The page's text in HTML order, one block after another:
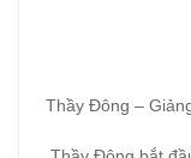
Thầy Đông –